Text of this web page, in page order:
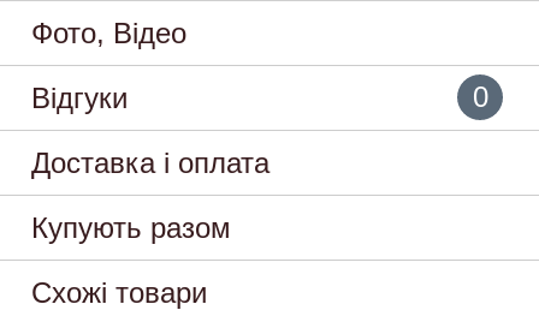
Фото, Відео
Відгуки
0
Доставка і оплата
Купують разом
Схожі товари